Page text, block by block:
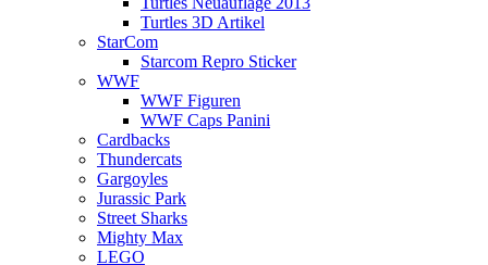
Turtles 3D Artikel
StarCom
Starcom Repro Sticker
WWF
WWF Figuren
WWF Caps Panini
Cardbacks
Thundercats
Gargoyles
Jurassic Park
Street Sharks
Mighty Max
LEGO